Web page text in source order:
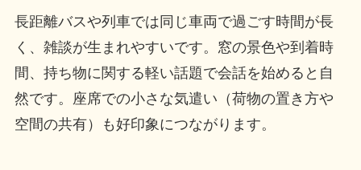
長距離バスや列車では同じ車両で過ごす時間が長
く、雑談が生まれやすいです。窓の景色や到着時
間、持ち物に関する軽い話題で会話を始めると自
然です。座席での小さな気遣い（荷物の置き方や
空間の共有）も好印象につながります。